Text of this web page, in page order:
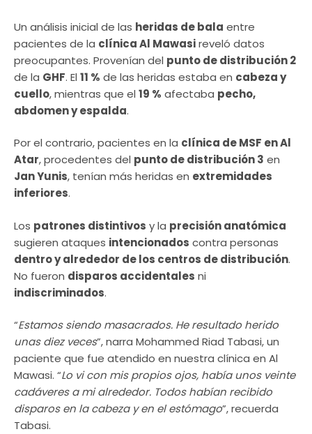
Un análisis inicial de las heridas de bala entre
pacientes de la clínica Al Mawasireveló datos
preocupantes. Provenían del punto de distribución 2
de la GHF. El 11 % de las heridas estaba en cabeza y
cuello, mientras que el 19 % afectaba pecho,
abdomen y espalda.
Por el contrario, pacientes en la clínica de MSF en Al
Atar, procedentes del punto de distribución 3 en
Jan Yunis, tenían más heridas en extremidades
inferiores.
Los patrones distintivos y la precisión anatómica
sugieren ataques intencionados contra personas
dentro y alrededor de los centros de distribución.
No fueron disparos accidentales ni
indiscriminados.
“Estamos siendo masacrados. He resultado herido
unas diez veces”, narra Mohammed Riad Tabasi, un
paciente que fue atendido en nuestra clínica en Al
Mawasi. “Lo vi con mis propios ojos, había unos veinte
cadáveres a mi alrededor. Todos habían recibido
disparos en la cabeza y en el estómago”, recuerda
Tabasi.